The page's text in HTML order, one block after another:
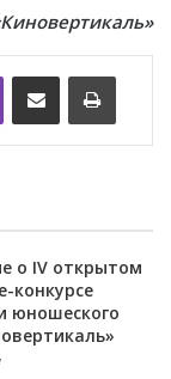
о IV открытом
конкурсе
юношеского